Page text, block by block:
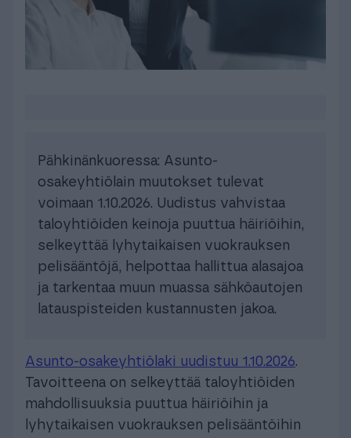
Pähkinänkuoressa: Asunto-
osakeyhtiölain muutokset tulevat
voimaan 1.10.2026. Uudistus vahvistaa
taloyhtiöiden keinoja puuttua häiriöihin,
selkeyttää lyhytaikaisen vuokrauksen
pelisääntöjä, helpottaa hallittua alasajoa
ja tarkentaa muun muassa sähköautojen
latauspisteiden kustannusten jakoa.
Asunto-osakeyhtiölaki uudistuu 1.10.2026.
Tavoitteena on selkeyttää taloyhtiöiden
mahdollisuuksia puuttua häiriöihin ja
lyhytaikaisen vuokrauksen pelisääntöihin